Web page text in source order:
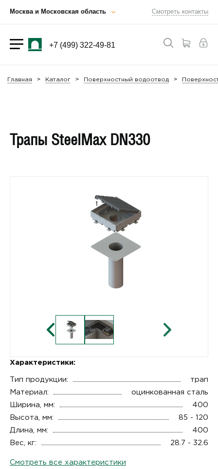
Москва и Московская область Смотреть контакты
+7 (499) 322-49-81
Главная Каталог Поверхностный водоотвод
Трапы SteelMax DN330
Характеристики:
Тип продукции:
трап
Материал:
оцинкованная сталь
Ширина, мм:
400
Высота, мм:
85 - 120
Длина, мм:
400
Вес, кг:
28.7 - 32.6
Смотреть все характеристики